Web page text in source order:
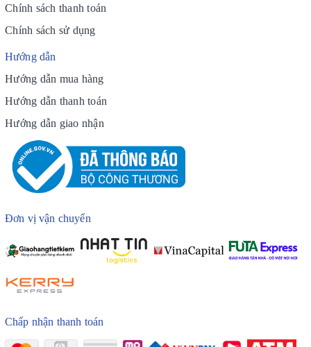
Chính sách thanh toán
Chính sách sử dụng
Hướng dẫn
Hướng dẫn mua hàng
Hướng dẫn thanh toán
Hướng dẫn giao nhận
Đơn vị vận chuyển
Chấp nhận thanh toán